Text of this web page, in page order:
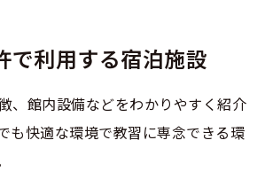
ち物
コミ
問
で利用する宿泊施設
、館内設備などをわかりやすく紹介
も快適な環境で教習に専念できる環